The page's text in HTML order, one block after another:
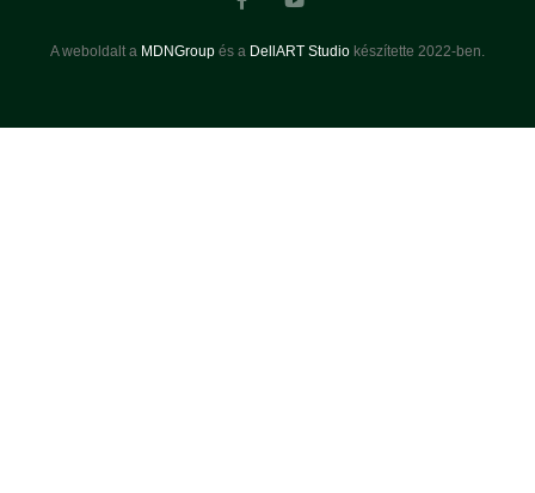
A weboldalt a MDNGroup és a DellART Studio készítette 2022-ben.